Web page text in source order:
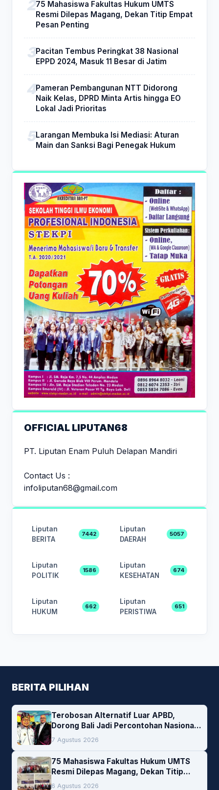
75 Mahasiswa Fakultas Hukum UMTS
Resmi Dilepas Magang, Dekan Titip Empat
Pesan Penting
Pacitan Tembus Peringkat 38 Nasional
EPPD 2024, Masuk 11 Besar di Jatim
Pameran Pembangunan NTT Didorong
Naik Kelas, DPRD Minta Artis hingga EO
Lokal Jadi Prioritas
Larangan Membuka Isi Mediasi: Aturan
Main dan Sanksi Bagi Penegak Hukum
OFFICIAL LIPUTAN68
PT. Liputan Enam Puluh Delapan Mandiri
Contact Us :
infoliputan68@gmail.com
Liputan
BERITA
7442
Liputan
DAERAH
5057
Liputan
POLITIK
1586
Liputan
KESEHATAN
674
Liputan
HUKUM
662
Liputan
PERISTIWA
651
BERITA PILIHAN
Terobosan Alternatif Luar APBD,
Dorong Bali Jadi Percontohan Nasional
Pembiayaan Daerah
7 Agustus 2026
75 Mahasiswa Fakultas Hukum UMTS
Resmi Dilepas Magang, Dekan Titip
Empat Pesan Penting
6 Agustus 2026